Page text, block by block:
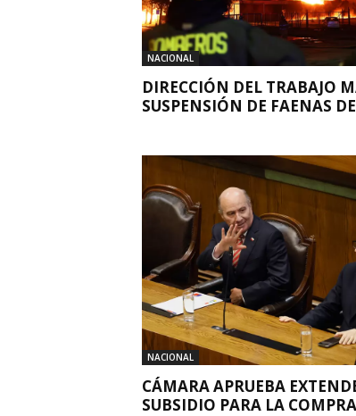
NACIONAL
DIRECCIÓN DEL TRABAJO
SUSPENSIÓN DE FAENAS
NACIONAL
CÁMARA APRUEBA
SUBSIDIO PARA LA